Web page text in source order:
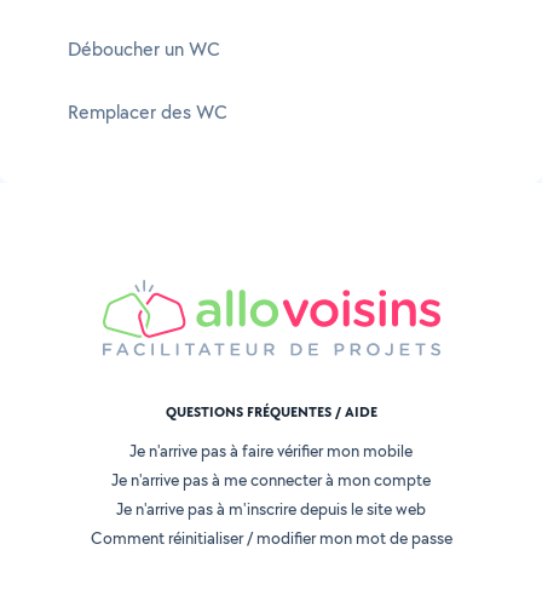
Déboucher un WC
Remplacer des WC
QUESTIONS FRÉQUENTES / AIDE
Je n'arrive pas à faire vérifier mon mobile
Je n'arrive pas à me connecter à mon compte
Je n'arrive pas à m'inscrire depuis le site web
Comment réinitialiser / modifier mon mot de passe